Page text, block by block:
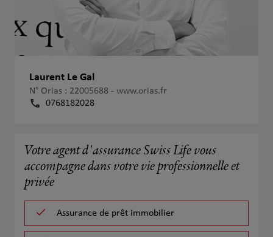
Laurent Le Gal
N° Orias : 22005688 - www.orias.fr
0768182028
Votre agent d'assurance Swiss Life vous
accompagne dans votre vie professionnelle et
privée
Assurance de prêt immobilier